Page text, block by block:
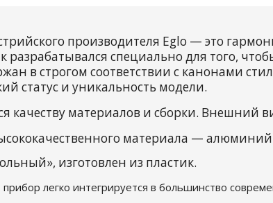
производителя Eglo — это
специально для того,
в строгом соответствии с канонами
статус и уникальность модели.
качеству материалов и сборки. Внешний
материала —
изготовлен из пластик.
легко интегрируется в большинство